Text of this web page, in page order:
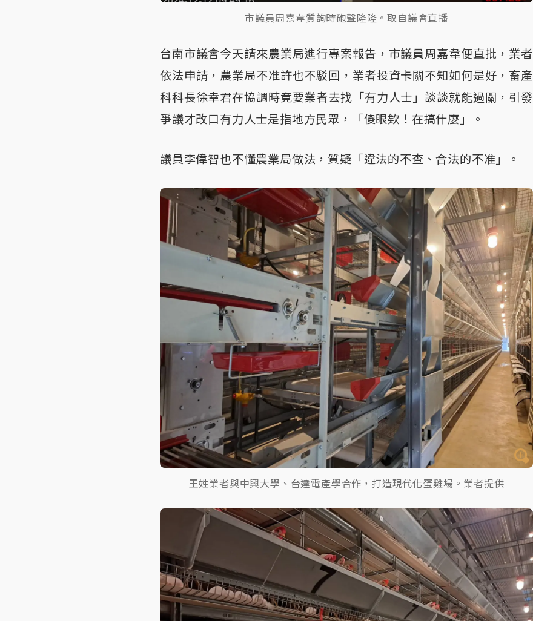
市議員周嘉韋質詢時砲聲隆隆。取自議會直播
台南市議會今天請來農業局進行專案報告，市議員周嘉韋便直批，業者
依法申請，農業局不准許也不駁回，業者投資卡關不知如何是好，畜產
科科長徐幸君在協調時竟要業者去找「有力人士」談談就能過關，引發
爭議才改口有力人士是指地方民眾，「傻眼欸！在搞什麼」。
議員李偉智也不懂農業局做法，質疑「違法的不查、合法的不准」。
王姓業者與中興大學、台達電產學合作，打造現代化蛋雞場。業者提供